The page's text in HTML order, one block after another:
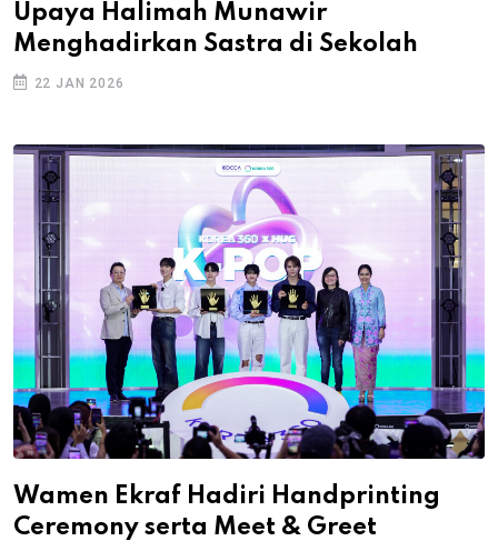
Upaya Halimah Munawir
Menghadirkan Sastra di Sekolah
22 JAN 2026
Wamen Ekraf Hadiri Handprinting
Ceremony serta Meet & Greet